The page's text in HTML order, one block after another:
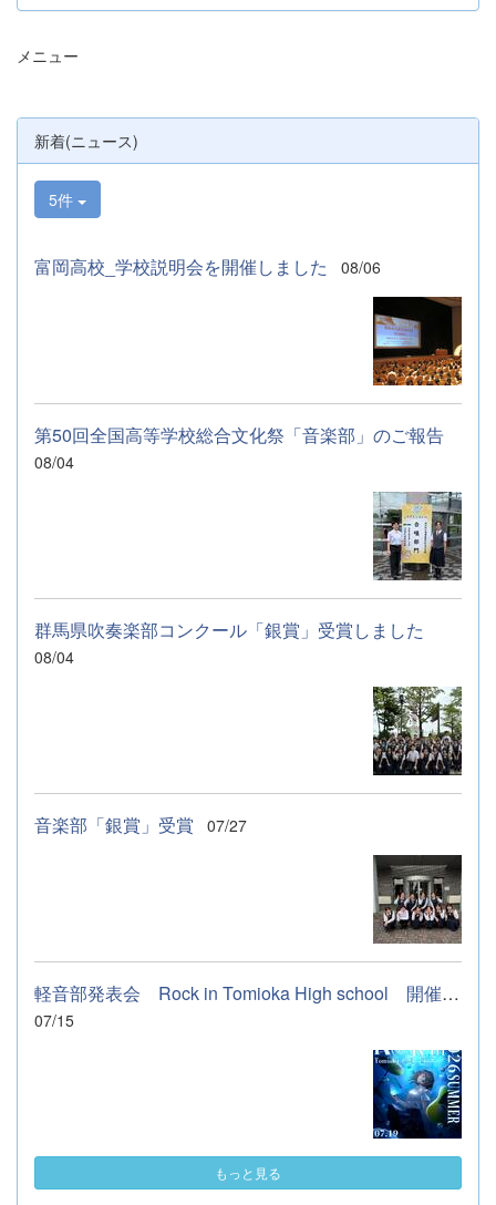
メニュー
新着(ニュース)
5件
富岡高校_学校説明会を開催しました 08/06
第50回全国高等学校総合文化祭「音楽部」のご報告
08/04
群馬県吹奏楽部コンクール「銀賞」受賞しました
08/04
音楽部「銀賞」受賞 07/27
軽音部発表会 Rock in Tomioka High school 開催します
07/15
もっと見る